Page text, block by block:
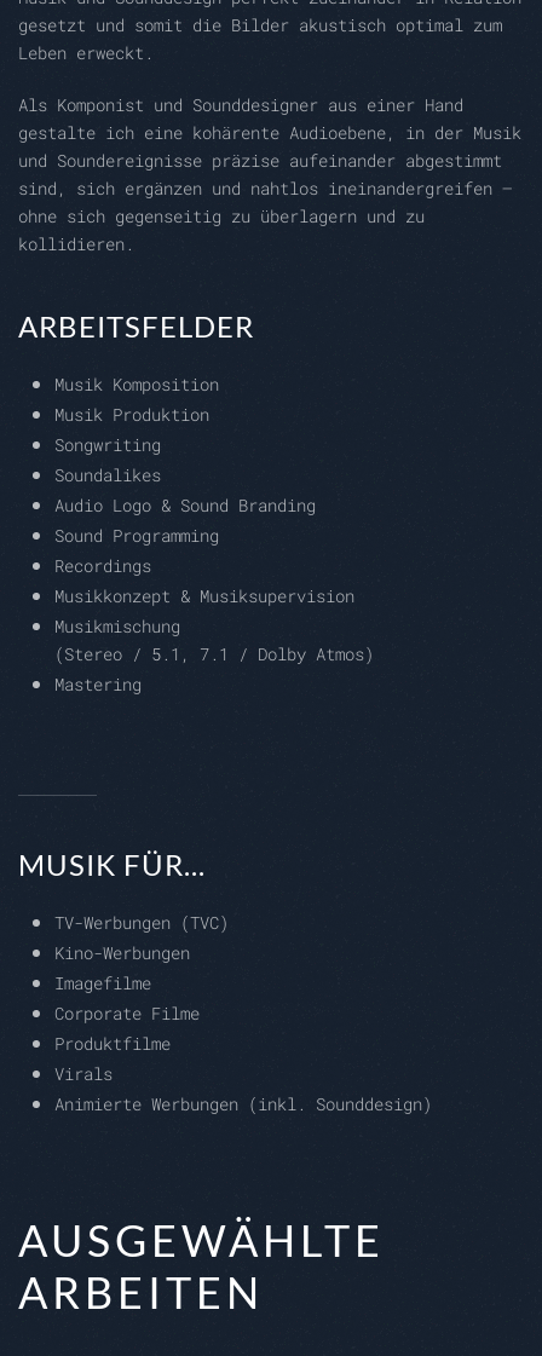
gesetzt und somit die Bilder akustisch optimal zum
Leben erweckt.
Als Komponist und Sounddesigner aus einer Hand
gestalte ich eine kohärente Audioebene, in der Musik
und Soundereignisse präzise aufeinander abgestimmt
sind, sich ergänzen und nahtlos ineinandergreifen –
ohne sich gegenseitig zu überlagern und zu
kollidieren.
ARBEITSFELDER
Musik Komposition
Musik Produktion
Songwriting
Soundalikes
Audio Logo & Sound Branding
Sound Programming
Recordings
Musikkonzept & Musiksupervision
Musikmischung
(Stereo / 5.1, 7.1 / Dolby Atmos)
Mastering
MUSIK FÜR...
TV-Werbungen (TVC)
Kino-Werbungen
Imagefilme
Corporate Filme
Produktfilme
Virals
Animierte Werbungen (inkl. Sounddesign)
AUSGEWÄHLTE
ARBEITEN